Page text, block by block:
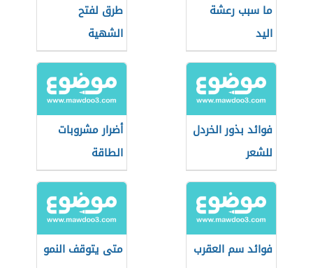
ما سبب رعشة
اليد
طرق لفتح
الشهية
فوائد بذور الخردل
للشعر
أضرار مشروبات
الطاقة
فوائد سم العقرب متى يتوقف النمو